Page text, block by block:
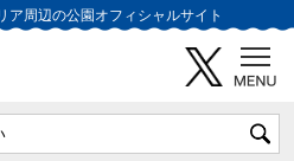
ア周辺の公園オフィシャルサイト